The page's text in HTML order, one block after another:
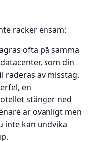
räcker ensam:
ofta på samma
som din
raderas av misstag.
en
stänger ned
är ovanligt men
inte kan undvika